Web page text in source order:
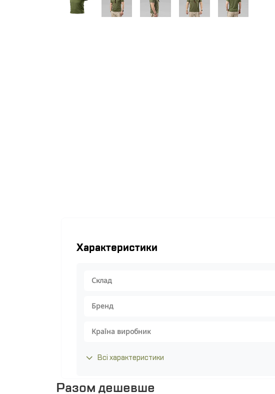
Характеристики
Склад
Бренд
Країна виробник
Всі характеристики
Разом дешевше